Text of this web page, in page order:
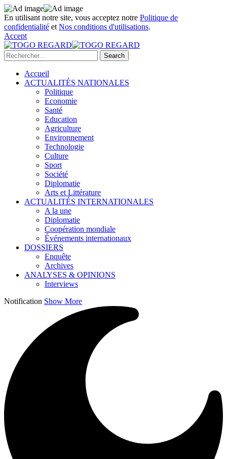
En utilisant notre site, vous acceptez notre Politique de
confidentialité et Nos conditions d'utilisations.
Accept
Accueil
ACTUALITÉS NATIONALES
Politique
Economie
Santé
Education
Agriculture
Environnement
Technologie
Culture
Sport
Société
Diplomatie
Arts et Littérature
ACTUALITÉS INTERNATIONALES
A la une
Diplomatie
Coopération mondiale
Événements internationaux
DOSSIERS
Enquête
Archives
ANALYSES & OPINIONS
Interviews
Notification Show More